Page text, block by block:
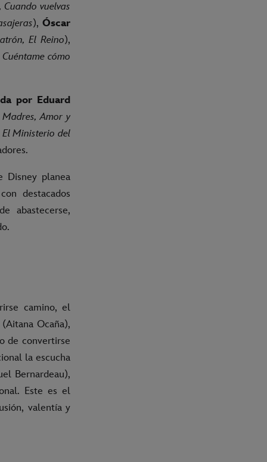
Cuando vuelvas
),Óscar
El Reino),
cómo
por Eduard
Amor y
Ministerio del
Disney planea
destacados
abastecerse,
camino, el
Ocaña),
de convertirse
la escucha
Bernardeau),
Este es el
valentía y